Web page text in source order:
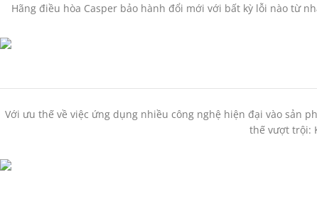
Hãng điều hòa Casper bảo hành đổi mới với bất kỳ lỗi nào từ
Với ưu thế về việc ứng dụng nhiều công nghệ hiện đại vào sản
thế vượt trội: